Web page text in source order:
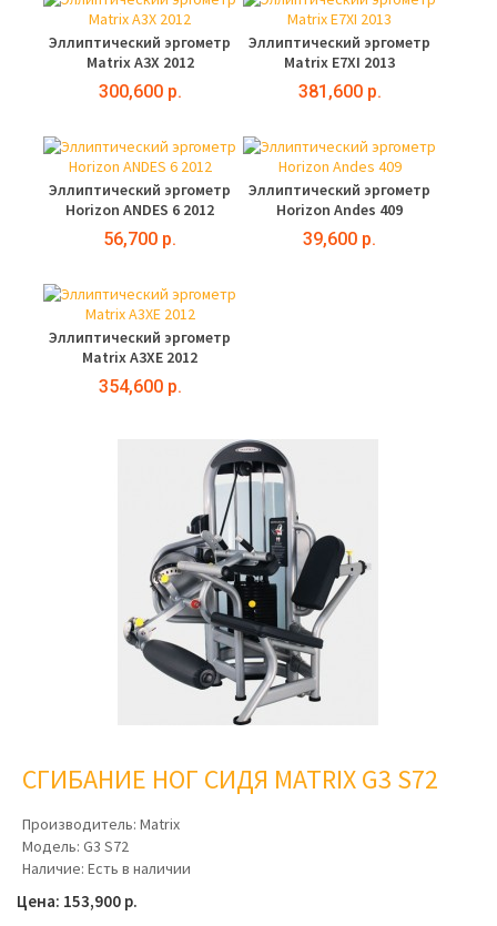
Эллиптический эргометр
Matrix A3X 2012
300,600 р.
Эллиптический эргометр
Matrix E7XI 2013
381,600 р.
Эллиптический эргометр
Horizon ANDES 6 2012
56,700 р.
Эллиптический эргометр
Horizon Andes 409
39,600 р.
Эллиптический эргометр
Matrix A3XE 2012
354,600 р.
СГИБАНИЕ НОГ СИДЯ MATRIX G3 S72
Производитель: Matrix
Модель: G3 S72
Наличие: Есть в наличии
Цена: 153,900 р.